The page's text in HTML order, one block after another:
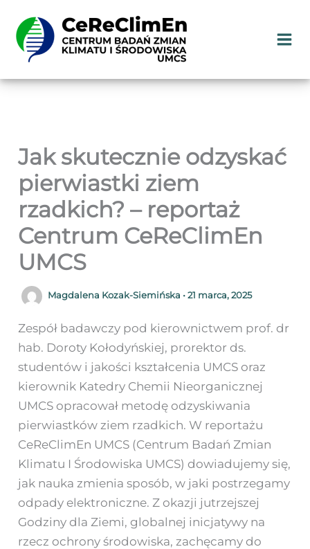
treści
Jak skutecznie odzyskać
pierwiastki ziem
rzadkich? – reportaż
Centrum CeReClimEn
UMCS
Magdalena Kozak-Siemińska •21 marca, 2025
Zespół badawczy pod kierownictwem prof. dr
hab. Doroty Kołodyńskiej, prorektor ds.
studentów i jakości kształcenia UMCS oraz
kierownik Katedry Chemii Nieorganicznej
UMCS opracował metodę odzyskiwania
pierwiastków ziem rzadkich. W reportażu
CeReClimEn UMCS (Centrum Badań Zmian
Klimatu I Środowiska UMCS) dowiadujemy się,
jak nauka zmienia sposób, w jaki postrzegamy
odpady elektroniczne. Z okazji jutrzejszej
Godziny dla Ziemi, globalnej inicjatywy na
rzecz ochrony środowiska, zachęcamy do